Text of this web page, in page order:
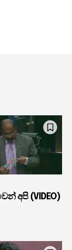
අපි (VIDEO)